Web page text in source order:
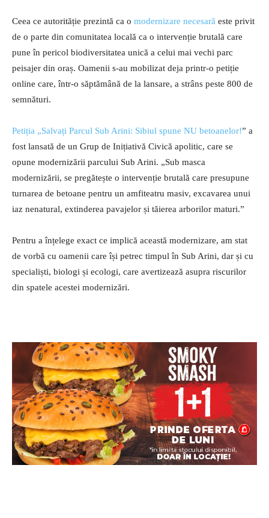
Ceea ce autorităție prezintă ca o modernizare necesară este privit
de o parte din comunitatea locală ca o intervenție brutală care
pune în pericol biodiversitatea unică a celui mai vechi parc
peisajer din oraș. Oamenii s-au mobilizat deja printr-o petiție
online care, într-o săptămână de la lansare, a strâns peste 800 de
semnături.
Petiția „Salvați Parcul Sub Arini: Sibiul spune NU betoanelor!” a
fost lansată de un Grup de Inițiativă Civică apolitic, care se
opune modernizării parcului Sub Arini. „Sub masca
modernizării, se pregătește o intervenție brutală care presupune
turnarea de betoane pentru un amfiteatru masiv, excavarea unui
iaz nenatural, extinderea pavajelor și tăierea arborilor maturi.”
Pentru a înțelege exact ce implică această modernizare, am stat
de vorbă cu oamenii care își petrec timpul în Sub Arini, dar și cu
specialiști, biologi și ecologi, care avertizează asupra riscurilor
din spatele acestei modernizări.